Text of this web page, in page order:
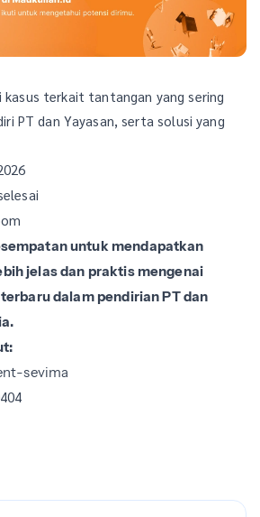
kasus terkait tantangan yang sering
PT dan Yayasan, serta solusi yang
untuk mendapatkan
jelas dan praktis mengenai
dalam pendirian PT dan
sevima